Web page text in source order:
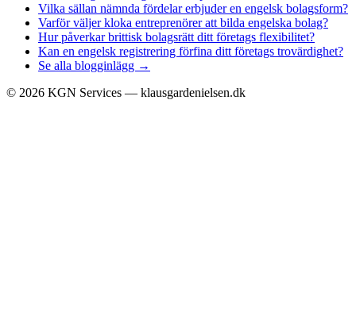
Vilka sällan nämnda fördelar erbjuder en engelsk bolagsform?
Varför väljer kloka entreprenörer att bilda engelska bolag?
Hur påverkar brittisk bolagsrätt ditt företags flexibilitet?
Kan en engelsk registrering förfina ditt företags trovärdighet?
Se alla blogginlägg →
© 2026 KGN Services — klausgardenielsen.dk